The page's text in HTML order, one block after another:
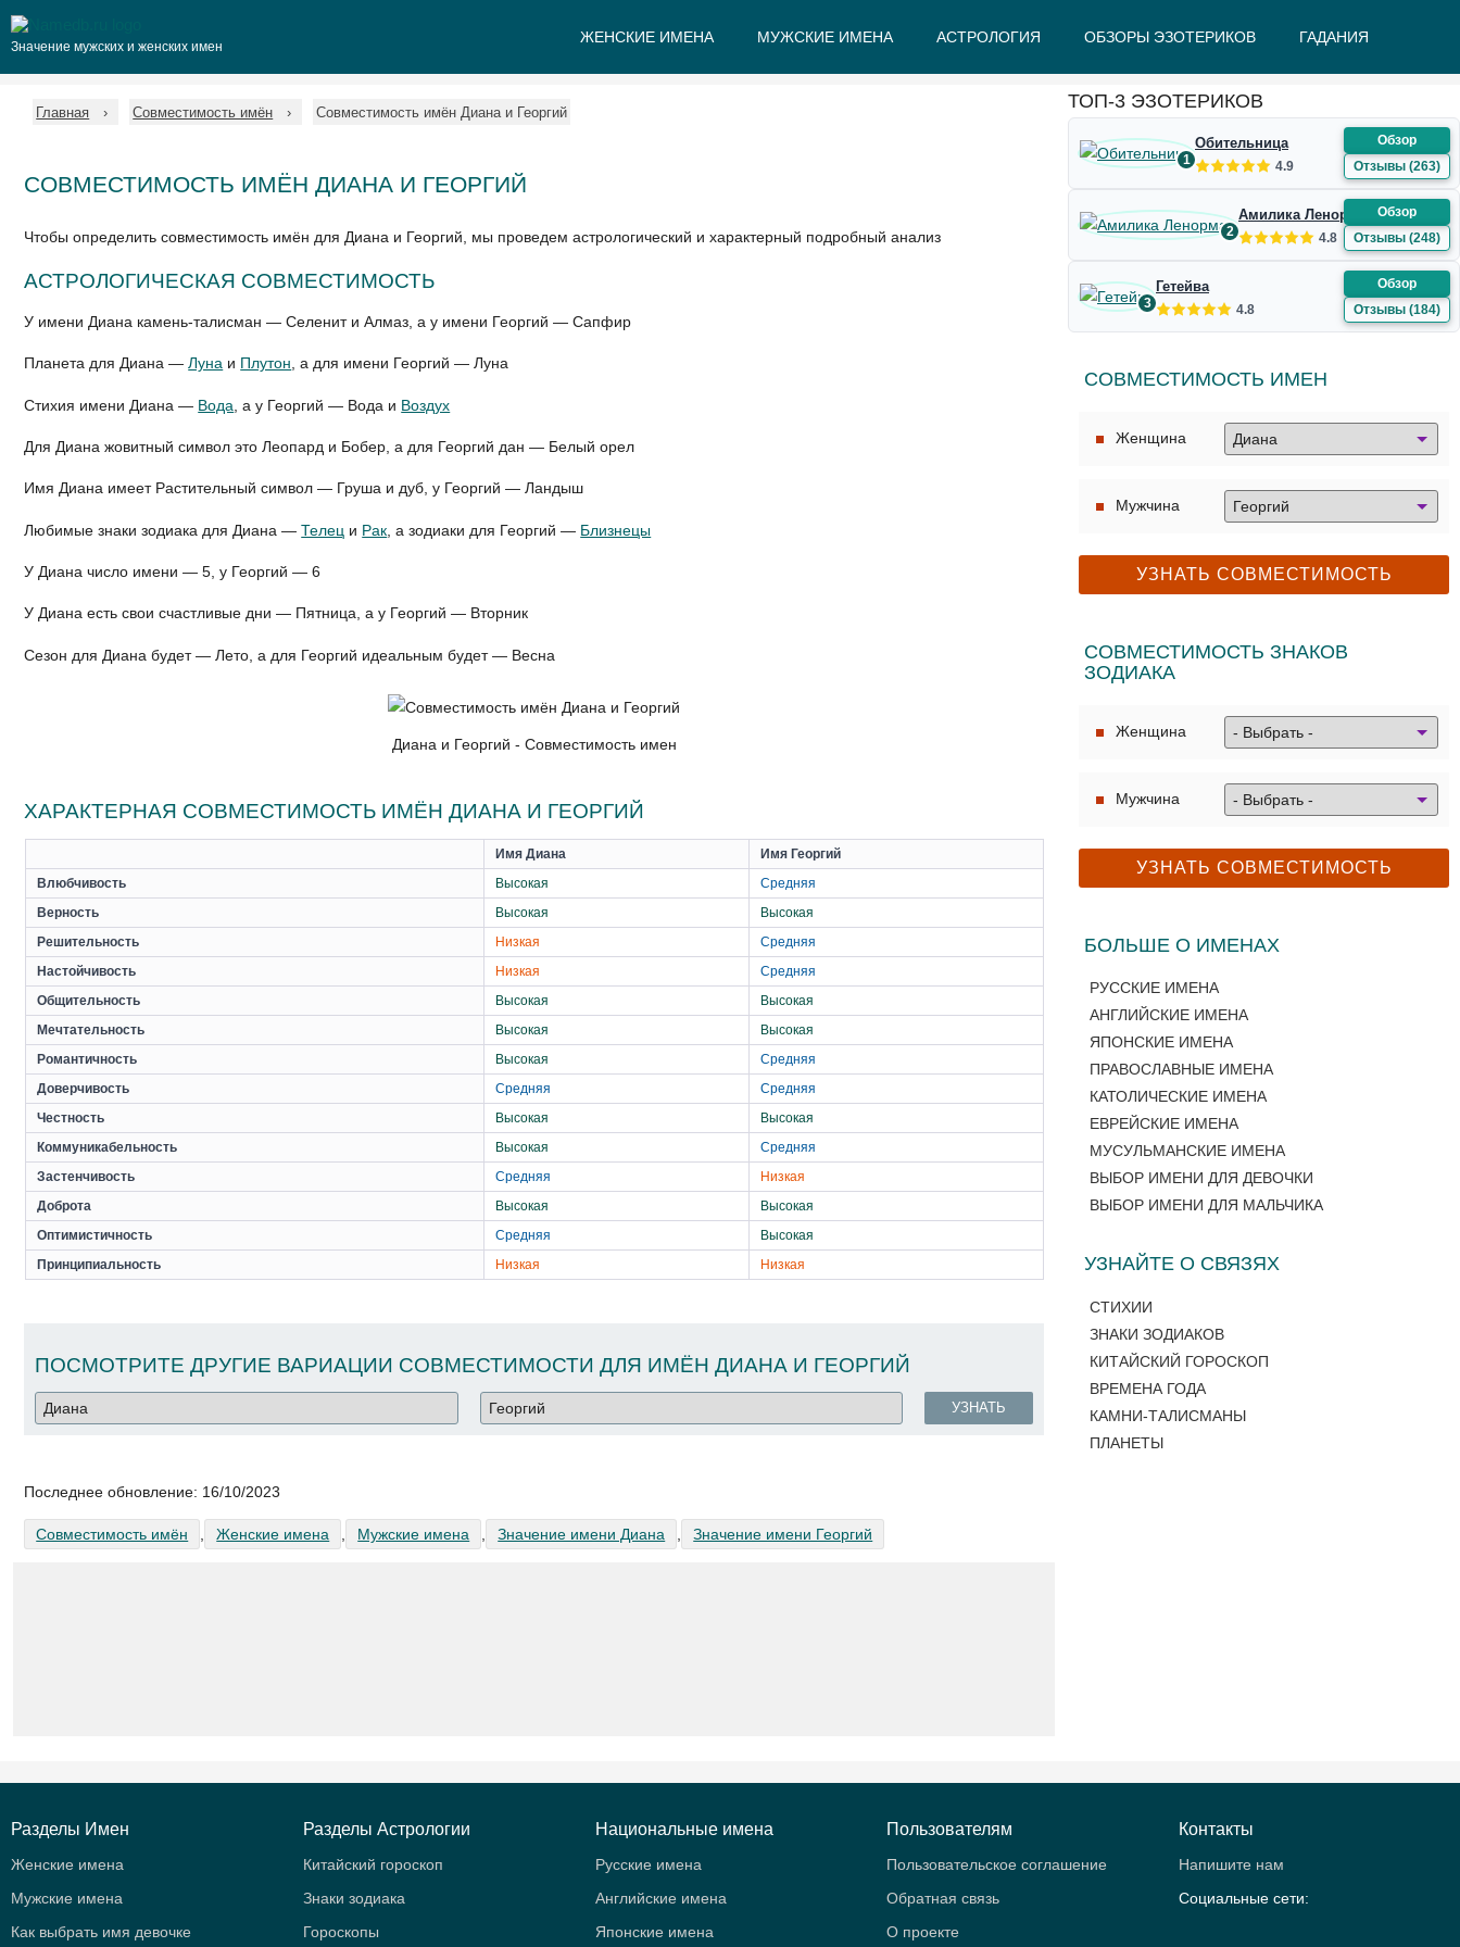
Значение мужских и женских имен
ЖЕНСКИЕ ИМЕНА МУЖСКИЕ ИМЕНА АСТРОЛОГИЯ ОБЗОРЫ ЭЗОТЕРИКОВ ГАДАНИЯ
Главная Совместимость имён Совместимость имён Диана и Георгий
СОВМЕСТИМОСТЬ ИМЁН ДИАНА И ГЕОРГИЙ
Чтобы определить совместимость имён для Диана и Георгий, мы проведем астрологический и характерный подробный анализ
АСТРОЛОГИЧЕСКАЯ СОВМЕСТИМОСТЬ
У имени Диана камень-талисман — Селенит и Алмаз, а у имени Георгий — Сапфир
Планета для Диана —Луна и Плутон , а для имени Георгий — Луна
Стихия имени Диана — Вода , а у Георгий — Вода и Воздух
Для Диана жовитный символ это Леопард и Бобер, а для Георгий дан — Белый орел
Имя Диана имеет Растительный символ — Груша и дуб, у Георгий — Ландыш
Любимые знаки зодиака для Диана —Телец и Рак , а зодиаки для Георгий — Близнецы
У Диана число имени — 5, у Георгий — 6
У Диана есть свои счастливые дни — Пятница, а у Георгий — Вторник
Сезон для Диана будет — Лето, а для Георгий идеальным будет — Весна
Диана и Георгий - Совместимость имен
ХАРАКТЕРНАЯ СОВМЕСТИМОСТЬ ИМЁН ДИАНА И ГЕОРГИЙ
Имя Диана
Имя Георгий
Влюбчивость
Высокая
Средняя
Верность
Высокая
Высокая
Решительность
Низкая
Средняя
Настойчивость
Низкая
Средняя
Общительность
Высокая
Высокая
Мечтательность
Высокая
Высокая
Романтичность
Высокая
Средняя
Доверчивость
Средняя
Средняя
Честность
Высокая
Высокая
Коммуникабельность
Высокая
Средняя
Застенчивость
Средняя
Низкая
Доброта
Высокая
Высокая
Оптимистичность
Средняя
Высокая
Принципиальность
Низкая Низкая
ПОСМОТРИТЕ ДРУГИЕ ВАРИАЦИИ СОВМЕСТИМОСТИ ДЛЯ ИМЁН ДИАНА И ГЕОРГИЙ
УЗНАТЬ
Последнее обновление: 16/10/2023
Совместимость имён Женские имена Мужские имена Значение имени Диана Значение имени Георгий
ТОП-3 ЭЗОТЕРИКОВ
1
Обительница
4.9
Обзор
Отзывы (263)
2
Амилика Ленорман
4.8
Обзор
Отзывы (248)
3
Гетейва
4.8
Обзор
Отзывы (184)
СОВМЕСТИМОСТЬ ИМЕН
Женщина
Мужчина
СОВМЕСТИМОСТЬ ЗНАКОВ
ЗОДИАКА
Женщина
Мужчина
БОЛЬШЕ О ИМЕНАХ
РУССКИЕ ИМЕНА
АНГЛИЙСКИЕ ИМЕНА
ЯПОНСКИЕ ИМЕНА
ПРАВОСЛАВНЫЕ ИМЕНА
КАТОЛИЧЕСКИЕ ИМЕНА
ЕВРЕЙСКИЕ ИМЕНА
МУСУЛЬМАНСКИЕ ИМЕНА
ВЫБОР ИМЕНИ ДЛЯ ДЕВОЧКИ
ВЫБОР ИМЕНИ ДЛЯ МАЛЬЧИКА
УЗНАЙТЕ О СВЯЗЯХ
СТИХИИ
ЗНАКИ ЗОДИАКОВ
КИТАЙСКИЙ ГОРОСКОП
ВРЕМЕНА ГОДА
КАМНИ-ТАЛИСМАНЫ
ПЛАНЕТЫ
Разделы Имен
Женские имена
Мужские имена
Как выбрать имя девочке
Разделы Астрологии
Китайский гороскоп
Знаки зодиака
Гороскопы
Национальные имена
Русские имена
Английские имена
Японские имена
Пользователям
Пользовательское соглашение
Обратная связь
О проекте
Контакты
Напишите нам
Социальные сети: